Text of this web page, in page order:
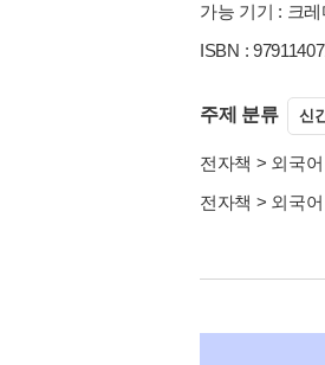
가능 기기 : 크
ISBN :
주제 분류 신
전자책 > 외국어
전자책 > 외국어